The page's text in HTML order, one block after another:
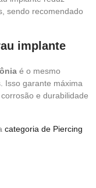
sendo recomendado
implante
é o mesmo
Isso garante máxima
e durabilidade
categoria de Piercing